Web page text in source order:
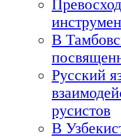
В
Русский
русистов
В